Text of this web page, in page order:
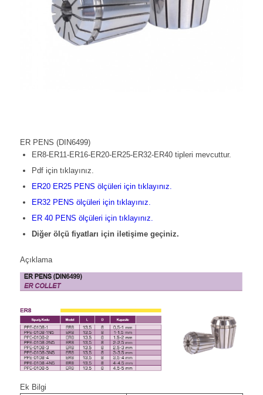
ER PENS (DIN6499)
ER8-ER11-ER16-ER20-ER25-ER32-ER40 tipleri mevcuttur.
Pdf için tıklayınız.
ER20 ER25 PENS ölçüleri için tıklayınız.
ER32 PENS ölçüleri için tıklayınız.
ER 40 PENS ölçüleri için tıklayınız.
Diğer ölçü fiyatları için iletişime geçiniz.
Açıklama
Ek Bilgi